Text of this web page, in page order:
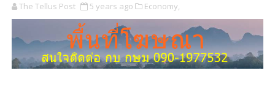
The Tellus Post 5 years ago Economy,